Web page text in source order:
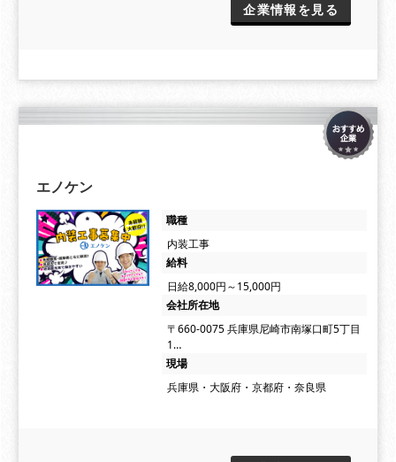
企業情報を見る
エノケン
職種
内装工事
給料
日給8,000円～15,000円
会社所在地
〒660-0075 兵庫県尼崎市南塚口町5丁目
1…
現場
兵庫県・大阪府・京都府・奈良県